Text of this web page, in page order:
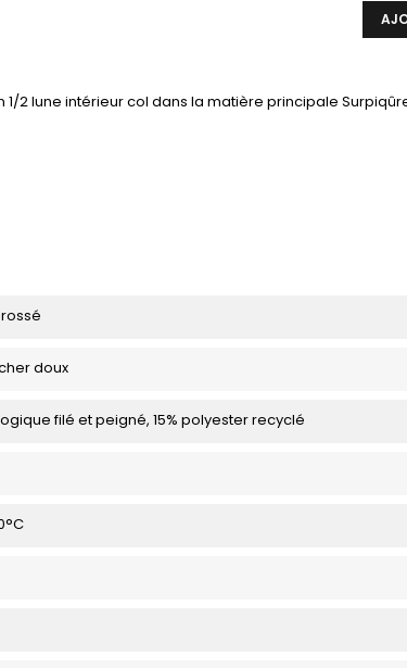
2 lune intérieur col dans la matière principale
doux
filé et peigné, 15% polyester recyclé